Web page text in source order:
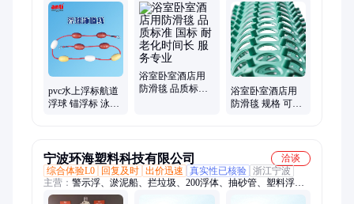
泳池更衣柜、泳池循环过滤、循环过滤水泵
pvc水上浮标航道
浮球 锚浮标 泳道
浴室卧室酒店用
防滑毯 品质标准
浴室卧室酒店用
防滑毯 规格 可定
宁波环海塑料科技有限公司
洽谈
综合体验L0
回复及时 出价迅速 真实性已核验 浙江宁波
主营： 警示浮、淤泥船、拦垃圾、200浮体、抽砂管、塑料浮、
聚氨酯、pe拦污浮、聚乙烯pe、pe疏浚浮、塑料滚塑、吊环浮